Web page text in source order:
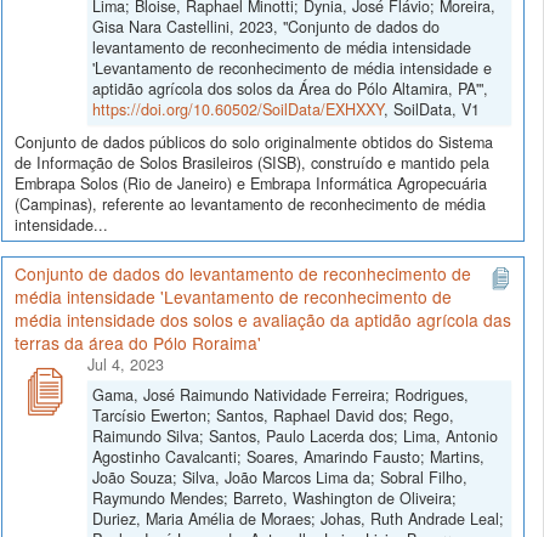
Lima; Bloise, Raphael Minotti; Dynia, José Flávio; Moreira,
Gisa Nara Castellini, 2023, "Conjunto de dados do
levantamento de reconhecimento de média intensidade
'Levantamento de reconhecimento de média intensidade e
aptidão agrícola dos solos da Área do Pólo Altamira, PA'",
https://doi.org/10.60502/SoilData/EXHXXY, SoilData, V1
Conjunto de dados públicos do solo originalmente obtidos do Sistema
de Informação de Solos Brasileiros (SISB), construído e mantido pela
Embrapa Solos (Rio de Janeiro) e Embrapa Informática Agropecuária
(Campinas), referente ao levantamento de reconhecimento de média
intensidade...
Conjunto de dados do levantamento de reconhecimento de
média intensidade 'Levantamento de reconhecimento de
média intensidade dos solos e avaliação da aptidão agrícola das
terras da área do Pólo Roraima'
Jul 4, 2023
Gama, José Raimundo Natividade Ferreira; Rodrigues,
Tarcísio Ewerton; Santos, Raphael David dos; Rego,
Raimundo Silva; Santos, Paulo Lacerda dos; Lima, Antonio
Agostinho Cavalcanti; Soares, Amarindo Fausto; Martins,
João Souza; Silva, João Marcos Lima da; Sobral Filho,
Raymundo Mendes; Barreto, Washington de Oliveira;
Duriez, Maria Amélia de Moraes; Johas, Ruth Andrade Leal;